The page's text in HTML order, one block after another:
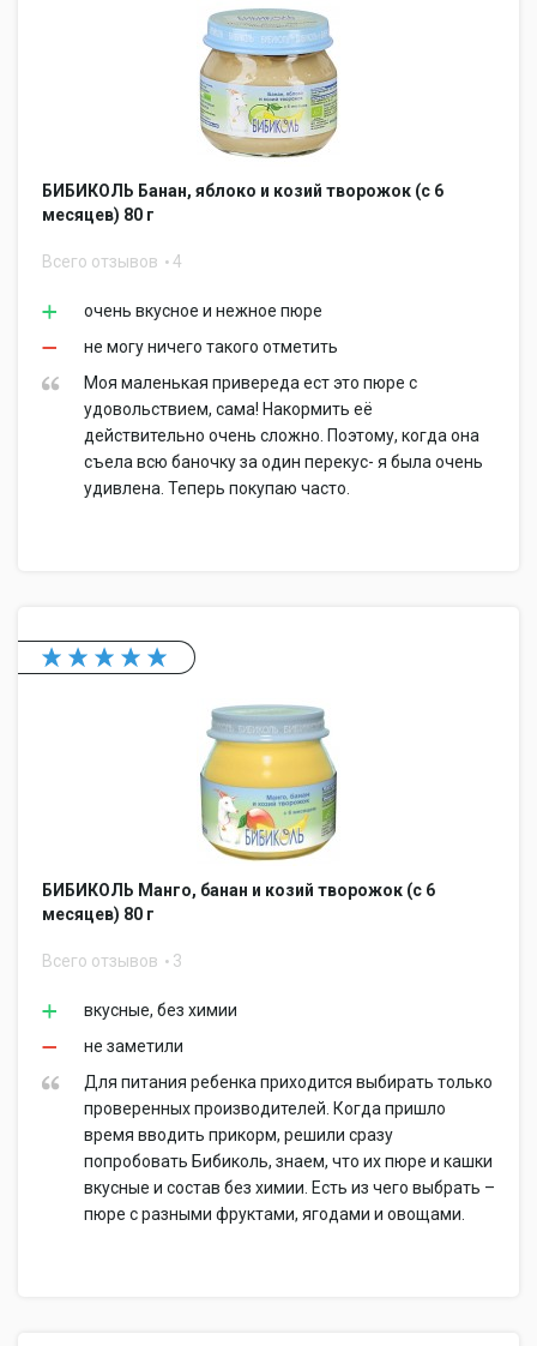
БИБИКОЛЬ Банан, яблоко и козий творожок (с 6
месяцев) 80 г
Всего отзывов 4
очень вкусное и нежное пюре
не могу ничего такого отметить
Моя маленькая привереда ест это пюре с
удовольствием, сама! Накормить её
действительно очень сложно. Поэтому, когда она
съела всю баночку за один перекус- я была очень
удивлена. Теперь покупаю часто.
БИБИКОЛЬ Манго, банан и козий творожок (с 6
месяцев) 80 г
Всего отзывов 3
вкусные, без химии
не заметили
Для питания ребенка приходится выбирать только
проверенных производителей. Когда пришло
время вводить прикорм, решили сразу
попробовать Бибиколь, знаем, что их пюре и кашки
вкусные и состав без химии. Есть из чего выбрать –
пюре с разными фруктами, ягодами и овощами.